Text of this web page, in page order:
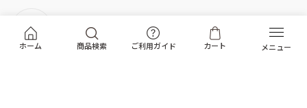
ホーム 商品検索 ご利用ガイド カート
お届けについて